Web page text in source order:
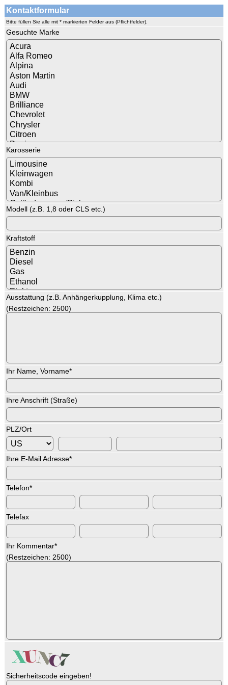
Kontaktformular
Bitte füllen Sie alle mit * markierten Felder aus (Pflichtfelder).
Gesuchte Marke
Karosserie
Modell (z.B. 1,8 oder CLS etc.)
Kraftstoff
Ausstattung (z.B. Anhängerkupplung, Klima etc.)
(Restzeichen: 2500)
Ihr Name, Vorname*
Ihre Anschrift (Straße)
PLZ/Ort
Ihre E-Mail Adresse*
Telefon*
Telefax
Ihr Kommentar*
(Restzeichen: 2500)
Sicherheitscode eingeben!